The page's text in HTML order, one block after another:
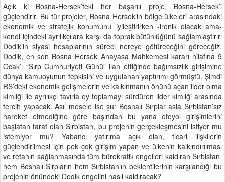
Açık ki Bosna-Hersek’teki her başarılı proje, Bosna-Hersek’i
güçlendirir. Bu tür projeler, Bosna Hersek’in bölge ülkeleri arasındaki
ekonomik ve stratejik konumunu iyileştirirken -ironik olacak ama-
kendi içindeki ayrılıkçılara karşı da toprak bütünlüğünü sağlamlaştırır.
Dodik’in siyasi hesaplarının süreci nereye götüreceğini göreceğiz.
Dodik, en son Bosna Hersek Anayasa Mahkemesi kararı hilafına 9
Ocak’ı “Sırp Cumhuriyeti Günü” ilan ettiğinde bağımsızlık girişimine
dünya kamuoyunun tepkisini ve uygulanan yaptırımı görmüştü. Şimdi
RS’deki ekonomik gelişmelerin ve kalkınmanın önünü açan lider olma
kimliği ile ayrılıkçı tavırla oy toplamayı sürdüren lider kimliği arasında
tercih yapacak. Asıl mesele ise şu: Bosnalı Sırplar asla Sırbistan’sız
hareket etmediğine göre başından bu yana otoyol girişimlerini
başlatan taraf olan Sırbistan, bu projenin gerçekleşmesini istiyor mu
istemiyor mu? Yabancı yatırıma açık olan, ticari ilişkilerin
güçlendirilmesi için pek çok girişim yapan ve ülkenin kalkındırılması
ve refahın sağlanmasında tüm bürokratik engelleri kaldıran Sırbistan,
hem Bosnalı Sırpların hem Sırbistan’ın beklentilerinin karşılandığı bu
projenin önündeki Dodik engelini nasıl kaldıracak?